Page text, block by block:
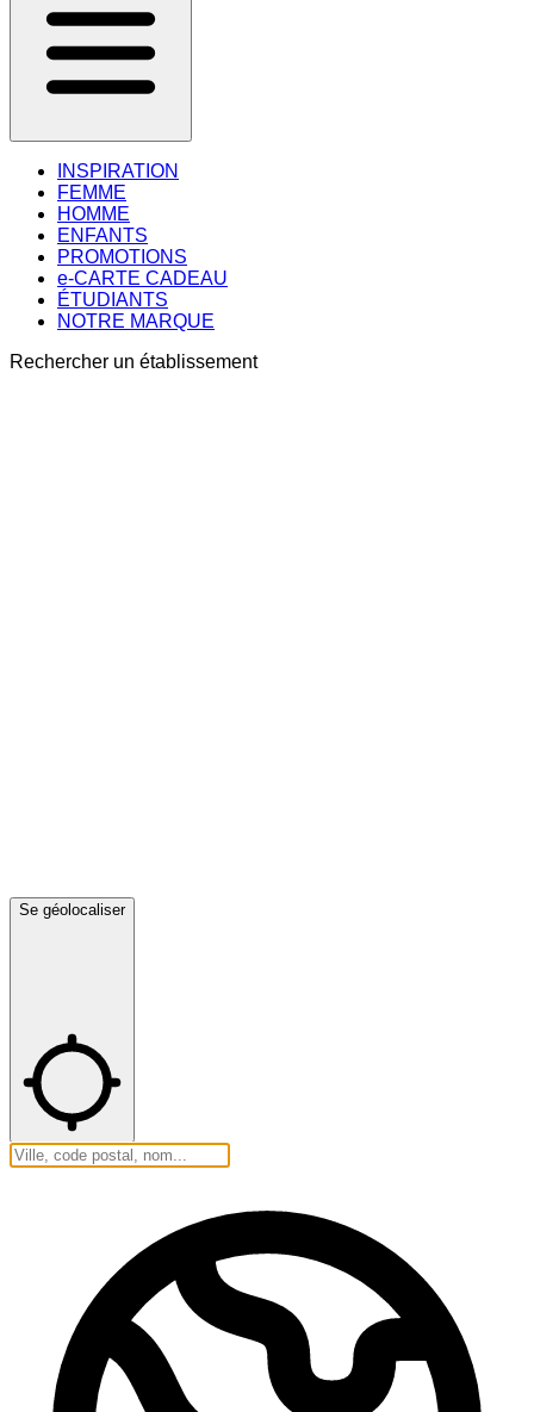
INSPIRATION
FEMME
HOMME
ENFANTS
PROMOTIONS
e-CARTE CADEAU
ÉTUDIANTS
NOTRE MARQUE
Rechercher un établissement
Se géolocaliser